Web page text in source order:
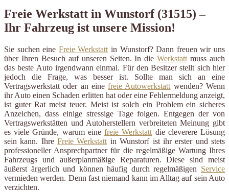
Freie Werkstatt in Wunstorf (31515) –
Ihr Fahrzeug ist unsere Mission!
Sie suchen eine Freie Werkstatt in Wunstorf? Dann freuen wir uns
über Ihren Besuch auf unseren Seiten. In dieWerkstatt muss auch
das beste Auto irgendwann einmal. Für den Besitzer stellt sich hier
jedoch die Frage, was besser ist. Sollte man sich an eine
Vertragswerkstatt oder an einefreie Autowerkstatt wenden? Wenn
ihr Auto einen Schaden erlitten hat oder eine Fehlermeldung anzeigt,
ist guter Rat meist teuer. Meist ist solch ein Problem ein sicheres
Anzeichen, dass einige stressige Tage folgen. Entgegen der von
Vertragswerkstätten und Autoherstellern verbreiteten Meinung gibt
es viele Gründe, warum einefreie Werkstatt die cleverere Lösung
sein kann. IhreFreie Werkstatt in Wunstorf ist ihr erster und stets
professioneller Ansprechpartner für die regelmäßige Wartung Ihres
Fahrzeugs und außerplanmäßige Reparaturen. Diese sind meist
äußerst ärgerlich und können häufig durch regelmäßigen Service
vermieden werden. Denn fast niemand kann im Alltag auf sein Auto
verzichten.